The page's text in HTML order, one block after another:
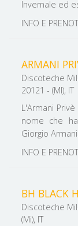
Invernale ed
INFO E
ARMANI
Discoteche
20121 - (MI), IT
L'Armani
nome che
Giorgio
INFO E
BH BLACK
Discoteche
(Mi), IT